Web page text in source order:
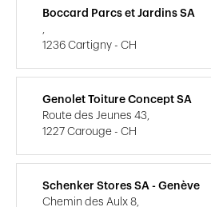
Boccard Parcs et Jardins SA
,
1236 Cartigny - CH
Genolet Toiture Concept SA
Route des Jeunes 43,
1227 Carouge - CH
Schenker Stores SA - Genève
Chemin des Aulx 8,